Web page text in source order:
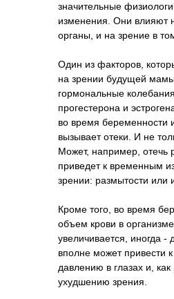
значительные
изменения. Они влияют
органы, и на зрение в
Один из факторов,
на зрении будущей
гормональные
прогестерона и
во время беременности
вызывает отеки. И не
Может, например, отечь
приведет к временным
зрении: размытости или
Кроме того, во время
объем крови в
увеличивается, иногда -
вполне может привести
давлению в глазах и, как
ухудшению зрения.